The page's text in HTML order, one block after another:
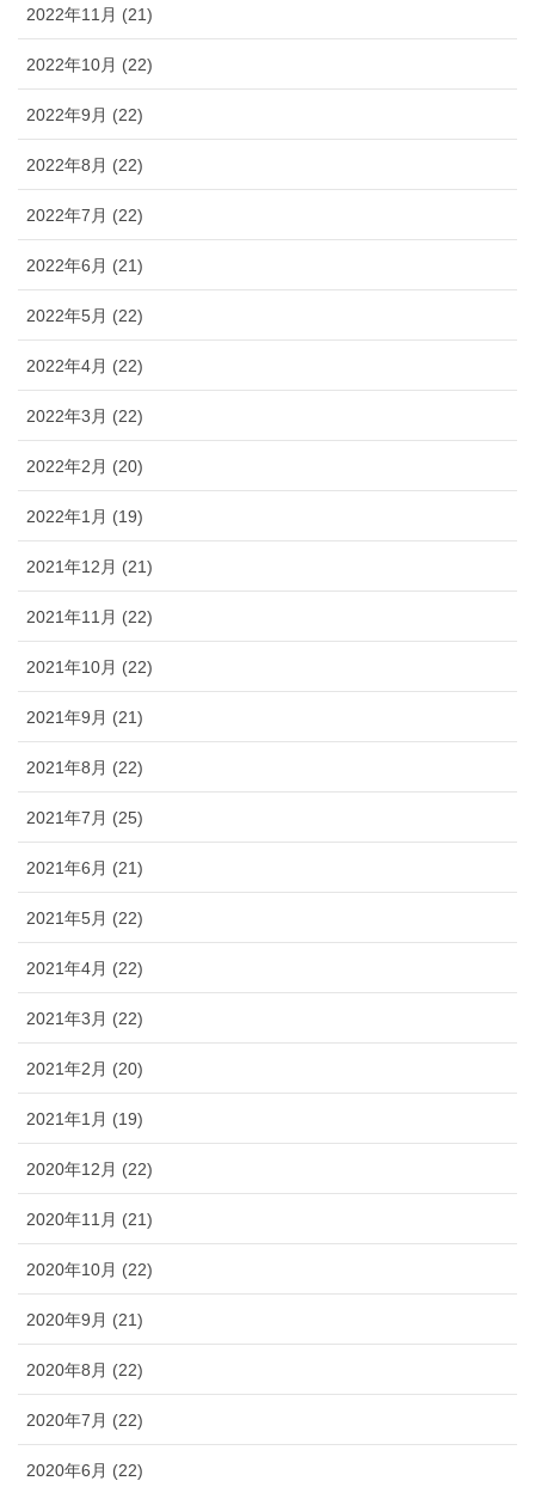
2022年11月 (21)
2022年10月 (22)
2022年9月 (22)
2022年8月 (22)
2022年7月 (22)
2022年6月 (21)
2022年5月 (22)
2022年4月 (22)
2022年3月 (22)
2022年2月 (20)
2022年1月 (19)
2021年12月 (21)
2021年11月 (22)
2021年10月 (22)
2021年9月 (21)
2021年8月 (22)
2021年7月 (25)
2021年6月 (21)
2021年5月 (22)
2021年4月 (22)
2021年3月 (22)
2021年2月 (20)
2021年1月 (19)
2020年12月 (22)
2020年11月 (21)
2020年10月 (22)
2020年9月 (21)
2020年8月 (22)
2020年7月 (22)
2020年6月 (22)